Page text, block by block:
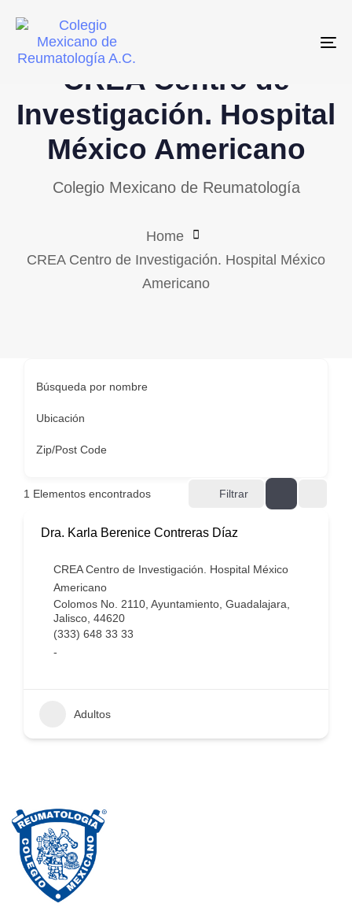
links
primary
Skip
CREA Centro de
Investigación. Hospital
México Americano
Colegio Mexicano de Reumatología
Home
CREA Centro de Investigación. Hospital México
Americano
Búsqueda por nombre
Ubicación
Zip/Post Code
1 Elementos encontrados Filtrar
Dra. Karla Berenice Contreras Díaz
CREA Centro de Investigación. Hospital México
Americano
Colomos No. 2110, Ayuntamiento, Guadalajara,
Jalisco, 44620
(333) 648 33 33
-
Adultos